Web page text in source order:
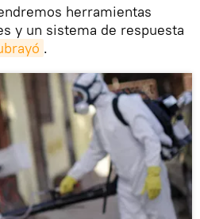
herramientas
y un sistema de respuesta
.